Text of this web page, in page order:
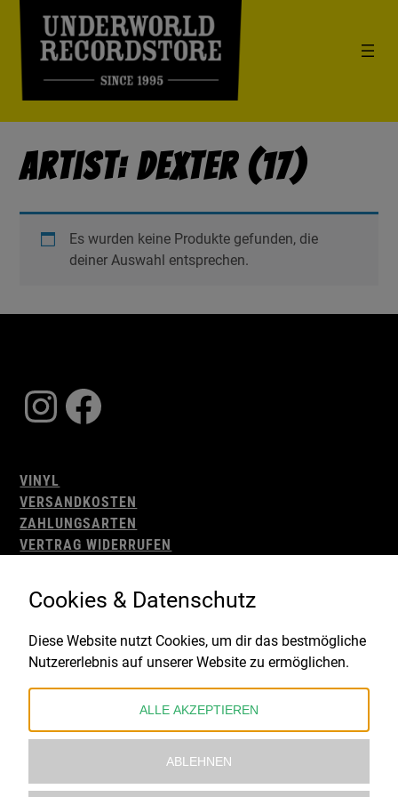
Artist: Dexter (17)
Es wurden keine Produkte gefunden, die
deiner Auswahl entsprechen.
Instagram
Facebook
VINYL
VERSANDKOSTEN
ZAHLUNGSARTEN
VERTRAG WIDERRUFEN
WIDERRUFSBELEHRUNG
IMPRESSUM
Gefördert durch:
Cookies & Datenschutz
Diese Website nutzt Cookies, um dir das bestmögliche
Nutzererlebnis auf unserer Website zu ermöglichen.
ALLE AKZEPTIEREN
ABLEHNEN